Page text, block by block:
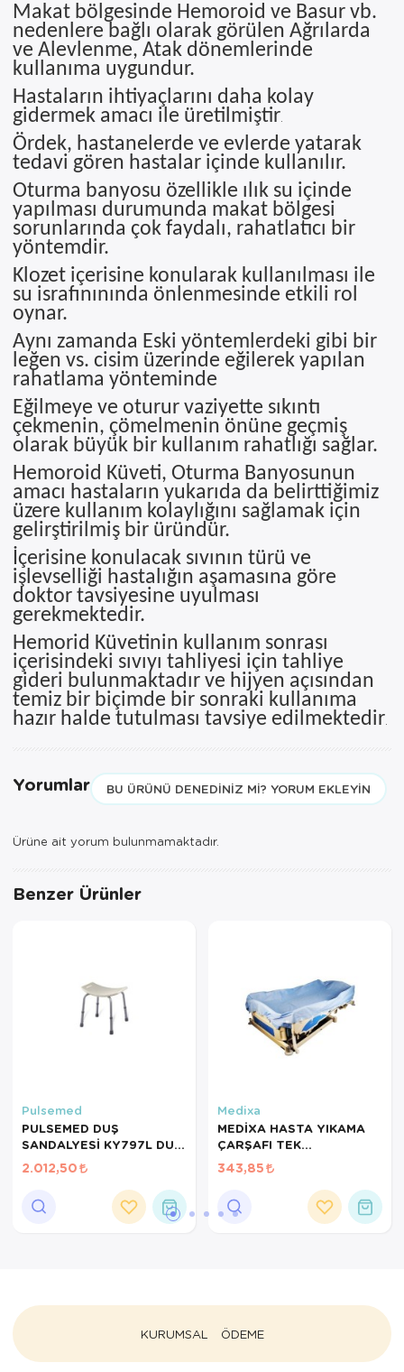
Sarf Malzemeleri
Sarf Malzemeleri
Yara Bakım Ürünleri
Makat bölgesinde Hemoroid ve Basur vb.
nedenlere bağlı olarak görülen Ağrılarda
ve Alevlenme, Atak dönemlerinde
kullanıma uygundur.
Hastaların ihtiyaçlarını daha kolay
gidermek amacı ile üretilmiştir
Ördek, hastanelerde ve evlerde yatarak
tedavi gören hastalar içinde kullanılır.
Oturma banyosu özellikle ılık su içinde
yapılması durumunda makat bölgesi
sorunlarında çok faydalı, rahatlatıcı bir
yöntemdir.
Klozet içerisine konularak kullanılması ile
su israfınınında önlenmesinde etkili rol
oynar.
Aynı zamanda Eski yöntemlerdeki gibi bir
leğen vs. cisim üzerinde eğilerek yapılan
rahatlama yönteminde
Eğilmeye ve oturur vaziyette sıkıntı
çekmenin, çömelmenin önüne geçmiş
olarak büyük bir kullanım rahatlığı sağlar.
Hemoroid Küveti, Oturma Banyosunun
amacı hastaların yukarıda da belirttiğimiz
üzere kullanım kolaylığını sağlamak için
gelirştirilmiş bir üründür.
İçerisine konulacak sıvının türü ve
işlevselliği hastalığın aşamasına göre
doktor tavsiyesine uyulması
gerekmektedir.
Hemorid Küvetinin kullanım sonrası
içerisindeki sıvıyı tahliyesi için tahliye
gideri bulunmaktadır ve hijyen açısından
temiz bir biçimde bir sonraki kullanıma
hazır halde tutulması tavsiye edilmektedir
Yorumlar BU ÜRÜNÜ DENEDINIZ MI? YORUM EKLEYIN
Ürüne ait yorum bulunmamaktadır.
Benzer Ürünler
Pulsemed
PULSEMED DUŞ
SANDALYESİ KY797L DUŞ
TABURESİ
2.012,50
Medixa
MEDİXA HASTA YIKAMA
ÇARŞAFI TEK
KULLANIMLIK
343,85
KURUMSAL ÖDEME